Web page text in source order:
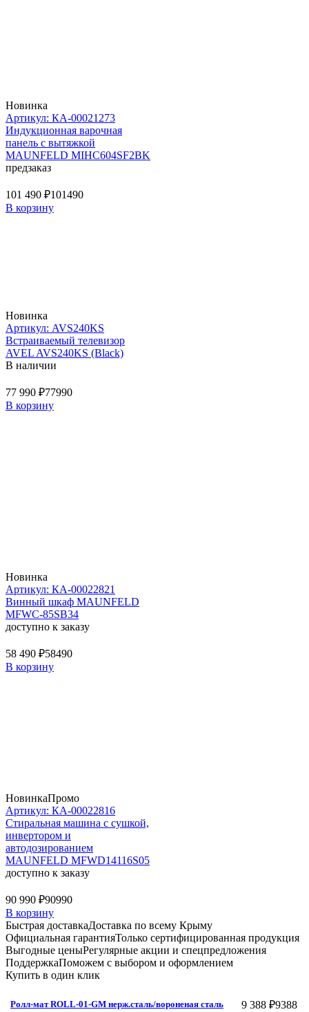
Новинка
Артикул: КА-00021273
Индукционная варочная
панель с вытяжкой
MAUNFELD MIHC604SF2BK
предзаказ
101 490 ₽101490
В корзину
Новинка
Артикул: AVS240KS
Встраиваемый телевизор
AVEL AVS240KS (Black)
В наличии
77 990 ₽77990
В корзину
Новинка
Артикул: КА-00022821
Винный шкаф MAUNFELD
MFWC-85SB34
доступно к заказу
58 490 ₽58490
В корзину
НовинкаПромо
Артикул: КА-00022816
Стиральная машина c сушкой,
инвертором и
автодозированием
MAUNFELD MFWD14116S05
доступно к заказу
90 990 ₽90990
В корзину
Быстрая доставкаДоставка по всему Крыму
Официальная гарантияТолько сертифицированная продукция
Выгодные ценыРегулярные акции и спецпредложения
ПоддержкаПоможем с выбором и оформлением
Купить в один клик
Ролл-мат ROLL-01-GM нерж.сталь/вороненая сталь 9 388 ₽9388